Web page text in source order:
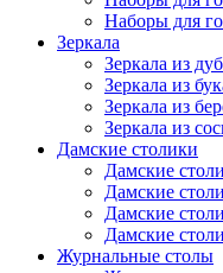
Наборы для
Зеркала
Зеркала из
Зеркала из
Зеркала из
Зеркала из
Дамские столики
Дамские
Дамские
Дамские
Дамские
Журнальные столы